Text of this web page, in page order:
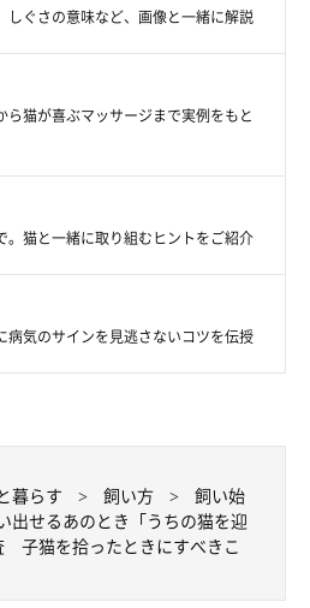
拾った場合にまずすべきことや、注
もち獣医師相談室の原駿太朗先生に
ったとき、はじめに気をつけるべ
い。
と確認 してから拾い上げるようにし
してしまうことで母猫が警戒をして
にやめてしまうこともあります」
しぐさの意味など、画像と一緒に解説
猫が喜ぶマッサージまで実例をもと
。猫と一緒に取り組むヒントをご紹介
病気のサインを見逃さないコツを伝授
暮らす 飼い方
飼い始
出せるあのとき「うちの猫を迎
子猫を拾ったときにすべきこ